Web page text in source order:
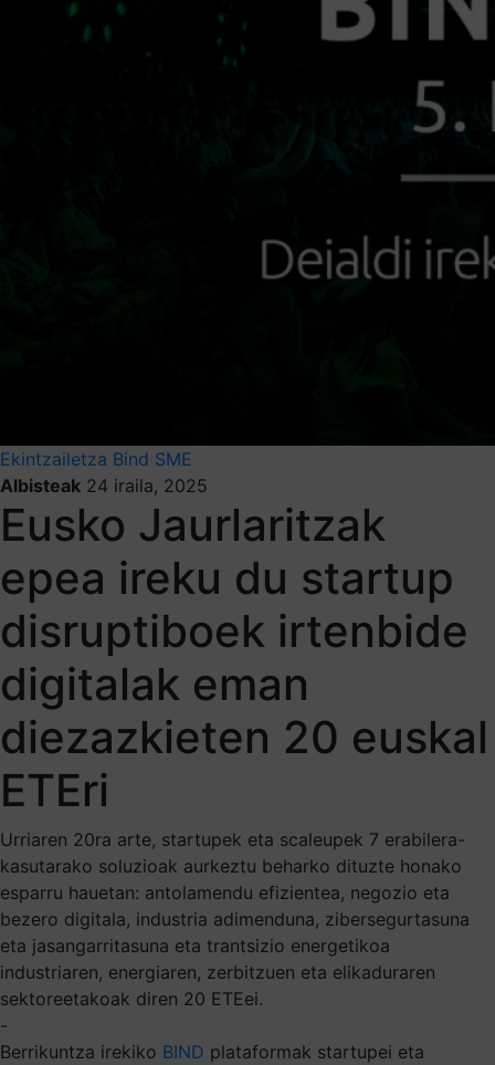
Ekintzailetza Bind SME
Albisteak 24 iraila, 2025
Eusko Jaurlaritzak
epea ireku du startup
disruptiboek irtenbide
digitalak eman
diezazkieten 20 euskal
ETEri
Urriaren 20ra arte, startupek eta scaleupek 7 erabilera-
kasutarako soluzioak aurkeztu beharko dituzte honako
esparru hauetan: antolamendu efizientea, negozio eta
bezero digitala, industria adimenduna, zibersegurtasuna
eta jasangarritasuna eta trantsizio energetikoa
industriaren, energiaren, zerbitzuen eta elikaduraren
sektoreetakoak diren 20 ETEei.
-
Berrikuntza irekiko BIND plataformak startupei eta